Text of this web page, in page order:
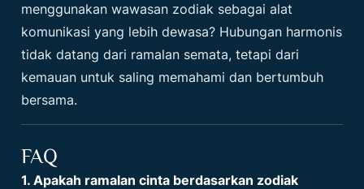
menggunakan wawasan zodiak sebagai alat
komunikasi yang lebih dewasa? Hubungan harmonis
tidak datang dari ramalan semata, tetapi dari
kemauan untuk saling memahami dan bertumbuh
bersama.
FAQ
1. Apakah ramalan cinta berdasarkan zodiak